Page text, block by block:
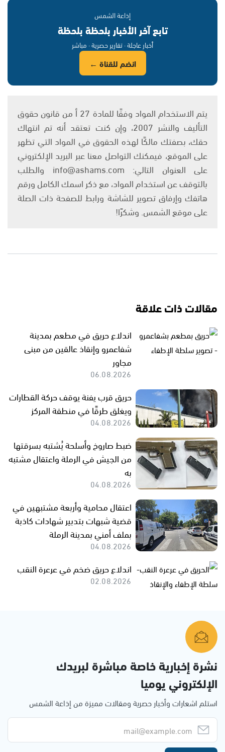
إذاعة الشمس
تابع آخر الأخبار بلحظة بلحظة
أخبار عاجلة · تقارير حصرية · مباشر
انضم للقناة ←
يتم الاستخدام المواد وفقًا للمادة 27 أ من قانون حقوق
التأليف والنشر 2007، وإن كنت تعتقد أنه تم انتهاك
حقك، بصفتك مالكًا لهذه الحقوق في المواد التي تظهر
على الموقع، فيمكنك التواصل معنا عبر البريد الإلكتروني
على العنوان التالي: info@ashams.com والطلب
بالتوقف عن استخدام المواد، مع ذكر اسمك الكامل ورقم
هاتفك وإرفاق تصوير للشاشة ورابط للصفحة ذات الصلة
على موقع الشمس. وشكرًا!
مقالات ذات علاقة
اندلاع حريق في مطعم بمدينة
شفاعمرو وإنقاذ عالقين من مبنى
مجاور
06.08.2026
حريق قرب يفنة يوقف حركة القطارات
ويغلق طرقًا في منطقة المركز
04.08.2026
ضبط صاروخ وأسلحة يُشتبه بسرقتها
من الجيش في الرملة واعتقال مشتبه
به
04.08.2026
اعتقال محامية وأربعة مشتبهين في
قضية شبهات بتدبير شهادات كاذبة
بملف أمني بمدينة الرملة
04.08.2026
اندلاع حريق ضخم في عرعرة النقب
02.08.2026
نشرة إخبارية خاصة مباشرة لبريدك
الإلكتروني يوميا
استلم اشعارات وأخبار حصرية ومقالات مميزة من إذاعة الشمس